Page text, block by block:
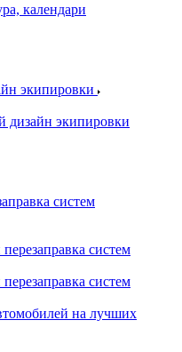
календари
экипировки
дизайн экипировки
систем
систем
систем
на лучших